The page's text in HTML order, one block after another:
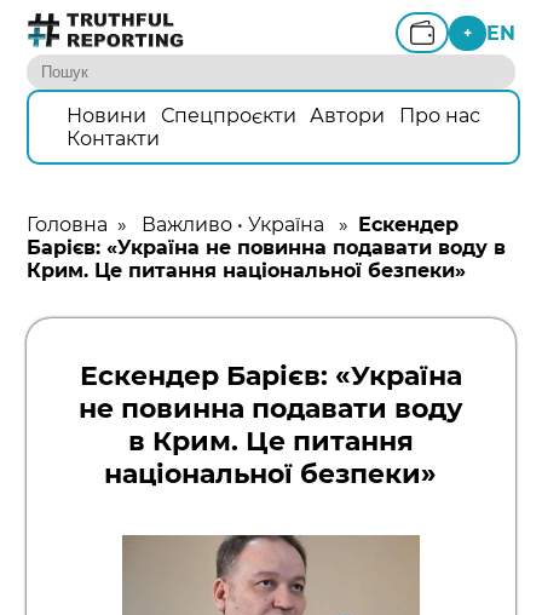
+ EN
Новини Спецпроєкти Автори
Про нас
Контакти
Головна » Важливо •Україна » Ескендер
Барієв: «Україна не повинна подавати воду в
Крим. Це питання національної безпеки»
Ескендер Барієв: «Україна
не повинна подавати воду
в Крим. Це питання
національної безпеки»